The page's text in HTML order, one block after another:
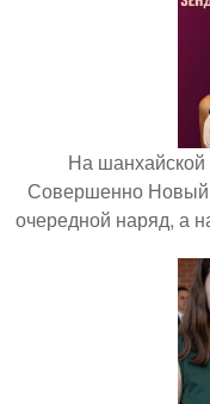
На
Совершенно Новый
очередной наряд, а